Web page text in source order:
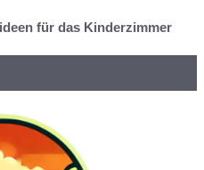
für das Kinderzimmer